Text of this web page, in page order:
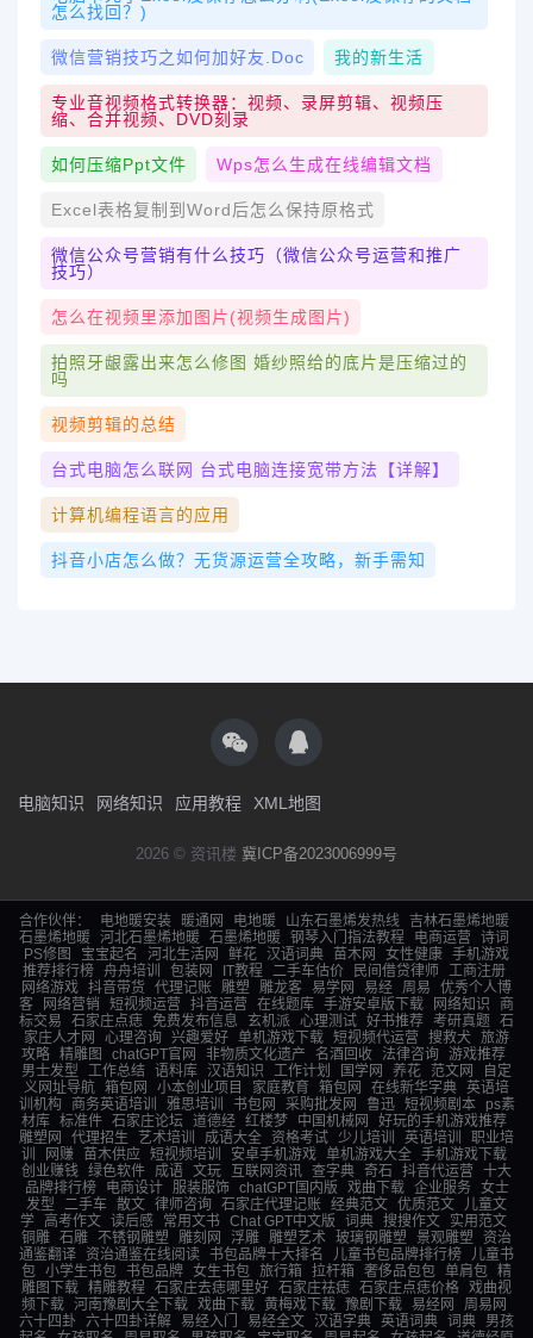
怎么找回？)
微信营销技巧之如何加好友.doc 我的新生活
专业音视频格式转换器：视频、录屏剪辑、视频压
缩、合并视频、DVD刻录
如何压缩ppt文件 Wps怎么生成在线编辑文档
Excel表格复制到word后怎么保持原格式
微信公众号营销有什么技巧（微信公众号运营和推广
技巧）
怎么在视频里添加图片(视频生成图片)
拍照牙龈露出来怎么修图 婚纱照给的底片是压缩过的
吗
视频剪辑的总结
台式电脑怎么联网 台式电脑连接宽带方法【详解】
计算机编程语言的应用
抖音小店怎么做？无货源运营全攻略，新手需知
电脑知识 网络知识 应用教程 XML地图
2026 © 资讯楼 冀ICP备2023006999号
合作伙伴： 电地暖安装 暖通网 电地暖 山东石墨烯发热线
吉林石墨烯地暖
石墨烯地暖
河北石墨烯地暖 石墨烯地暖 钢琴入门指法教程 电商运营
诗词
PS修图
宝宝起名 河北生活网 鲜花 汉语词典 苗木网 女性健康 手机游戏
推荐排行榜
舟舟培训 包装网 IT教程 二手车估价 民间借贷律师
工商注册
网络游戏 抖音带货 代理记账 雕塑 雕龙客 易学网 易经 周易
优秀个人博
客
网络营销 短视频运营 抖音运营 在线题库 手游安卓版下载 网络知识
商
标交易
石家庄点痣 免费发布信息 玄机派 心理测试 好书推荐 考研真题 石
家庄人才网
心理咨询 兴趣爱好 单机游戏下载 短视频代运营 搜救犬 旅游
攻略 精雕图 chatGPT官网 非物质文化遗产 名酒回收 法律咨询 游戏推荐
男士发型
工作总结 语料库 汉语知识 工作计划 国学网 养花 范文网
自定
义网址导航 箱包网 小本创业项目 家庭教育 箱包网 在线新华字典 英语培
训机构
商务英语培训 雅思培训 书包网 采购批发网 鲁迅 短视频剧本
ps素
材库
标准件 石家庄论坛 道德经 红楼梦 中国机械网
好玩的手机游戏推荐
雕塑网
代理招生 艺术培训 成语大全 资格考试 少儿培训 英语培训
职业培
训
网赚 苗木供应 短视频培训 安卓手机游戏 单机游戏大全
手机游戏下载
创业赚钱
绿色软件 成语 文玩 互联网资讯 查字典 奇石 抖音代运营 十大
品牌排行榜
电商设计 服装服饰 chatGPT国内版 戏曲下载 企业服务
女士
发型
二手车 散文 律师咨询 石家庄代理记账 经典范文 优质范文
儿童文
学 高考作文 读后感 常用文书 Chat GPT中文版 词典 搜搜作文
实用范文
铜雕 石雕 不锈钢雕塑 雕刻网 浮雕 雕塑艺术 玻璃钢雕塑 景观雕塑
资治
通鉴翻译
资治通鉴在线阅读 书包品牌十大排名 儿童书包品牌排行榜
儿童书
包 小学生书包 书包品牌 女生书包 旅行箱 拉杆箱 奢侈品包包 单肩包 精
雕图下载 精雕教程 石家庄去痣哪里好 石家庄祛痣 石家庄点痣价格 戏曲视
频下载
河南豫剧大全下载 戏曲下载 黄梅戏下载 豫剧下载 易经网
周易网
六十四卦
六十四卦详解 易经入门 易经全文 汉语字典 英语词典 词典
男孩